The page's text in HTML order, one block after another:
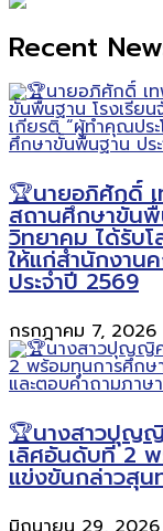
Recent
🏆นายอภิศักดิ์
สถานศึกษาขั้นพื้
วิทยาคม ได้รับ
ให้แก่สำนักงาน
ประจำปี 2569
กรกฎาคม 7, 2026
🏆นางสาวปุญญิ
เลิศอันดับที่ 2
แข่งขันกล่าวสุน